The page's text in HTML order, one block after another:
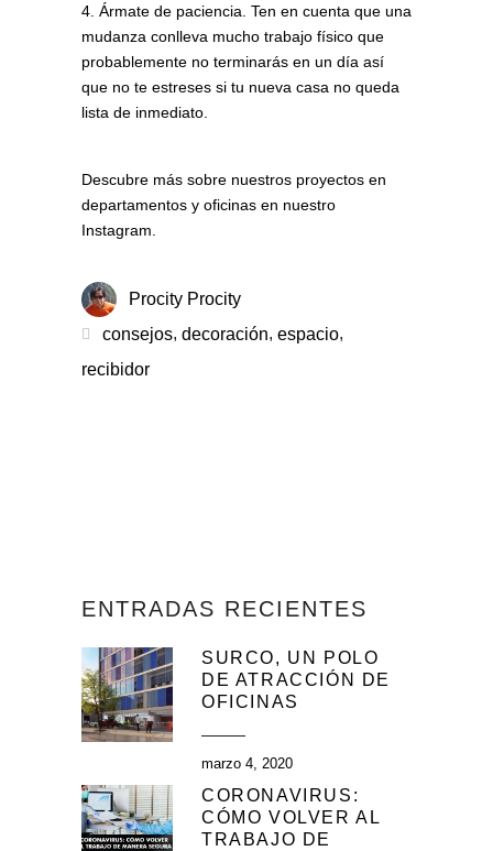
Ármate de paciencia. Ten en cuenta que una
mudanza conlleva mucho trabajo físico que
probablemente no terminarás en un día así
que no te estreses si tu nueva casa no queda
lista de inmediato.
Descubre más sobre nuestros proyectos en
departamentos y oficinas en nuestro
Instagram
Procity Procity
consejos, decoración, espacio,
recibidor
ENTRADAS RECIENTES
SURCO, UN POLO
DE ATRACCIÓN DE
OFICINAS
marzo 4, 2020
CORONAVIRUS:
CÓMO VOLVER AL
TRABAJO DE